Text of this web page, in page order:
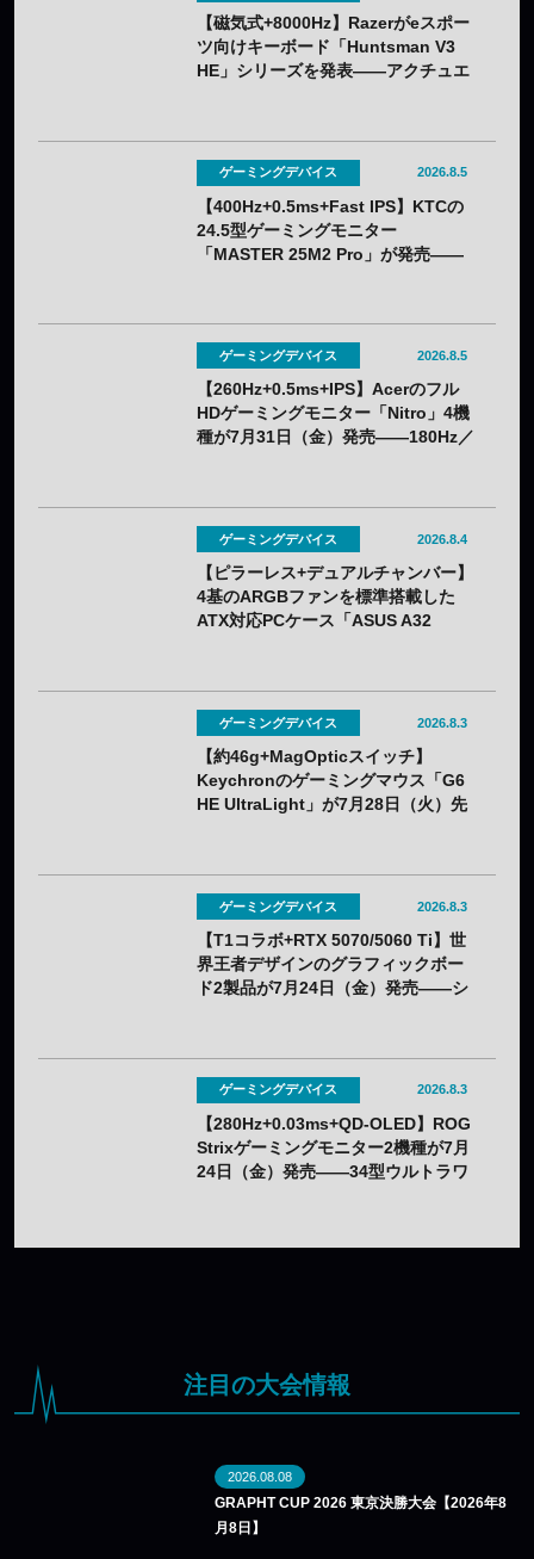
【磁気式+8000Hz】Razerがeスポー
ツ向けキーボード「Huntsman V3
HE」シリーズを発表——アクチュエ
ゲーミングデバイス 2026.8.5
【400Hz+0.5ms+Fast IPS】KTCの
24.5型ゲーミングモニター
「MASTER 25M2 Pro」が発売——
ゲーミングデバイス 2026.8.5
【260Hz+0.5ms+IPS】Acerのフル
HDゲーミングモニター「Nitro」4機
種が7月31日（金）発売——180Hz／
ゲーミングデバイス 2026.8.4
【ピラーレス+デュアルチャンバー】
4基のARGBファンを標準搭載した
ATX対応PCケース「ASUS A32
ゲーミングデバイス 2026.8.3
【約46g+MagOpticスイッチ】
Keychronのゲーミングマウス「G6
HE UltraLight」が7月28日（火）先
ゲーミングデバイス 2026.8.3
【T1コラボ+RTX 5070/5060 Ti】世
界王者デザインのグラフィックボー
ド2製品が7月24日（金）発売——シ
ゲーミングデバイス 2026.8.3
【280Hz+0.03ms+QD-OLED】ROG
Strixゲーミングモニター2機種が7月
24日（金）発売——34型ウルトラワ
注目の大会情報
2026.08.08
GRAPHT CUP 2026 東京決勝大会【2026年8
月8日】